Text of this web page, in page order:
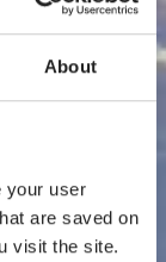
About
your user
are saved on
visit the site.